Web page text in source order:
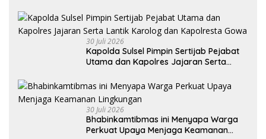
30 Juli 2026
Kapolda Sulsel Pimpin Sertijab Pejabat
Utama dan Kapolres Jajaran Serta
30 Juli 2026
Bhabinkamtibmas ini Menyapa Warga
Perkuat Upaya Menjaga Keamanan